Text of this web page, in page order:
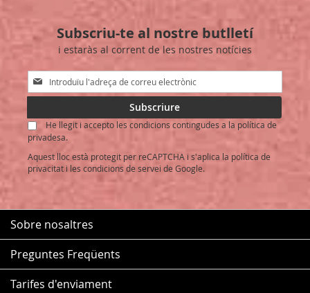
DESITJOS
Subscriu-te al nostre butlletí
i estaràs al corrent de les nostres notícies
Sign
Up
Our
Newsletter:
Subscriure
He llegit i accepto les condicions contingudes a la política de
privadesa.
Aquest lloc està protegit per reCAPTCHA i s'aplica la política de
privacitat i les condicions de servei de Google.
Sobre nosaltres
Preguntes Freqüents
Tarifes d'enviament